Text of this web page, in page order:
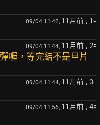
09/04 11:42, 11月前 , 1 F
09/04 11:44, 11月前 , 2F
喔，等完結不是甲片
09/04 11:44, 11月前 , 3F
09/04 11:56, 11月前 , 4F